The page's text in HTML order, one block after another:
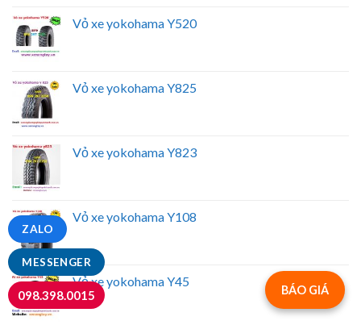
MESSENGER
ZALO
098.398.0015
Vỏ xe yokohama Y520
Vỏ xe yokohama Y825
Vỏ xe yokohama Y823
Vỏ xe yokohama Y108
Vỏ xe yokohama Y45
BÁO GIÁ